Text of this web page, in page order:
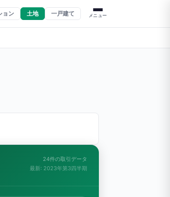
ョン 土地 一戸建て メニュー
24件の取引データ
最新: 2023年第3四半期